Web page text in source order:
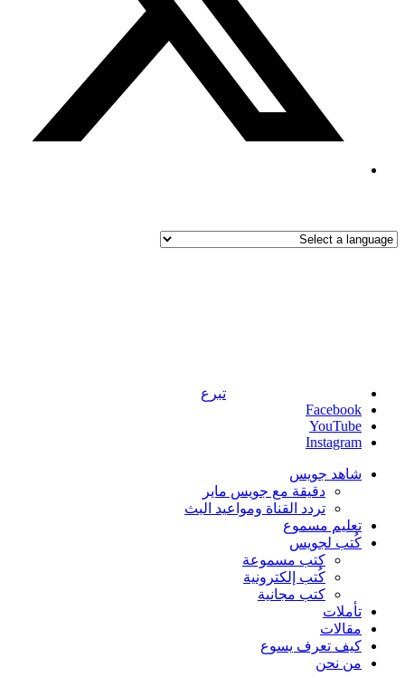
تبرع
Facebook
YouTube
Instagram
شاهد جويس
دقيقة مع جويس ماير
تردد القناة ومواعيد البث
تعليم مسموع
كُتب لجويس
كتب مسموعة
كُتب إلكترونية
كتب مجانية
تأملات
مقالات
كيف تعرف يسوع
من نحن